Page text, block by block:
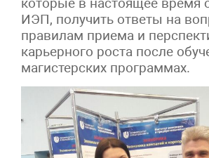
ИЭП, получить ответы на
правилам приема и
карьерного роста после
магистерских программах.